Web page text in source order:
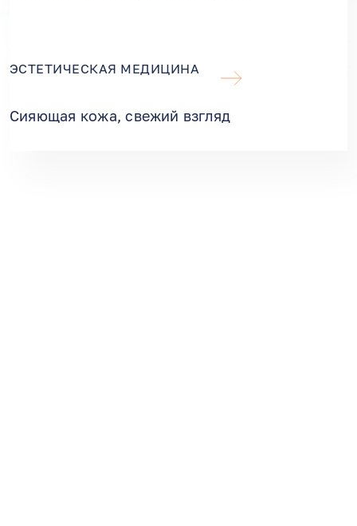
ЭСТЕТИЧЕСКАЯ МЕДИЦИНА
Сияющая кожа, свежий взгляд